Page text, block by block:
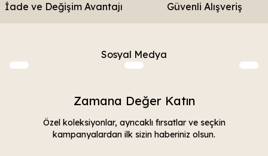
İade ve Değişim Avantajı Güvenli Alışveriş
Sosyal Medya
Zamana Değer Katın
Özel koleksiyonlar, ayrıcaklı fırsatlar ve seçkin
kampanyalardan ilk sizin haberiniz olsun.